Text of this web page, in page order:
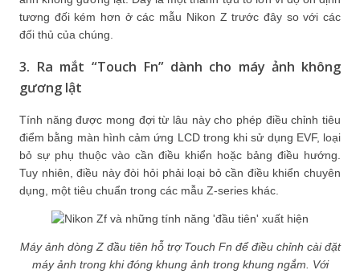
tương đối kém hơn ở các mẫu Nikon Z trước đây so với các
đối thủ của chúng.
3. Ra mắt “Touch Fn” dành cho máy ảnh không
gương lật
Tính năng được mong đợi từ lâu này cho phép điều chỉnh tiêu
điểm bằng màn hình cảm ứng LCD trong khi sử dụng EVF, loại
bỏ sự phụ thuộc vào cần điều khiển hoặc bảng điều hướng.
Tuy nhiên, điều này đòi hỏi phải loại bỏ cần điều khiển chuyên
dụng, một tiêu chuẩn trong các mẫu Z-series khác.
Máy ảnh dòng Z đầu tiên hỗ trợ Touch Fn để điều chỉnh cài đặt
máy ảnh trong khi đóng khung ảnh trong khung ngắm. Với